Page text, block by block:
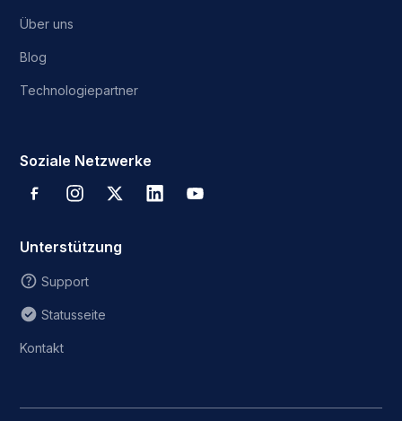
Über uns
Blog
Technologiepartner
Soziale Netzwerke
Unterstützung
Support
Statusseite
Kontakt